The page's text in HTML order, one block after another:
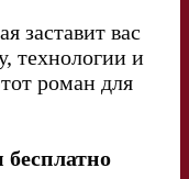
заставит вас
технологии и
роман для